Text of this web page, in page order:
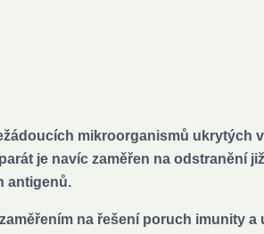
mikroorganismů ukrytých
je navíc zaměřen na odstranění
antigenů.
na řešení poruch imunity a